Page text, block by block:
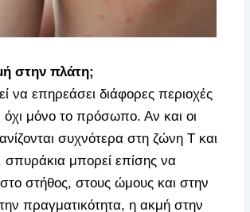
στην πλάτη;
να επηρεάσει διάφορες περιοχές
μόνο το πρόσωπο. Αν και οι
συχνότερα στη ζώνη Τ και
μπορεί επίσης να
στήθος, στους ώμους και στην
πραγματικότητα, η ακμή στην